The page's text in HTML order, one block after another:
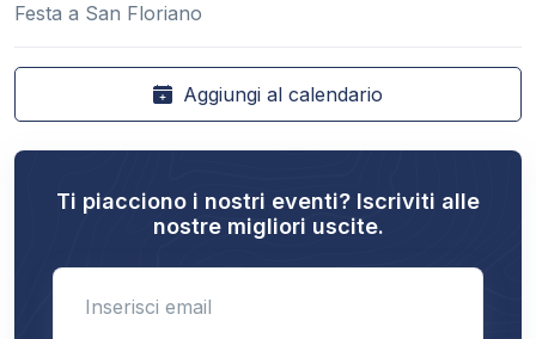
Festa a San Floriano
Aggiungi al calendario
Ti piacciono i nostri eventi? Iscriviti alle
nostre migliori uscite.